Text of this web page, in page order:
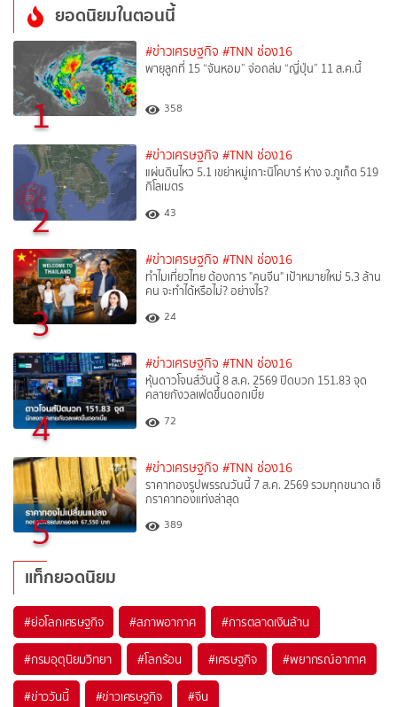
ยอดนิยมในตอนนี้
1
#ข่าวเศรษฐกิจ #TNN ช่อง16
พายุลูกที่ 15 “จันหอม” จ่อถล่ม “ญี่ปุ่น” 11 ส.ค.นี้
358
2
#ข่าวเศรษฐกิจ #TNN ช่อง16
แผ่นดินไหว 5.1 เขย่าหมู่เกาะนิโคบาร์ ห่าง จ.ภูเก็ต 519
กิโลเมตร
43
3
#ข่าวเศรษฐกิจ #TNN ช่อง16
ทำไมเที่ยวไทย ต้องการ "คนจีน" เป้าหมายใหม่ 5.3 ล้าน
คน จะทำได้หรือไม่? อย่างไร?
24
4
#ข่าวเศรษฐกิจ #TNN ช่อง16
หุ้นดาวโจนส์วันนี้ 8 ส.ค. 2569 ปิดบวก 151.83 จุด
คลายกังวลเฟดขึ้นดอกเบี้ย
72
5
#ข่าวเศรษฐกิจ #TNN ช่อง16
ราคาทองรูปพรรณวันนี้ 7 ส.ค. 2569 รวมทุกขนาด เช็
กราคาทองแท่งล่าสุด
389
แท็กยอดนิยม
#ย่อโลกเศรษฐกิจ #สภาพอากาศ #การตลาดเงินล้าน
#กรมอุตุนิยมวิทยา #โลกร้อน #เศรษฐกิจ #พยากรณ์อากาศ
#ข่าววันนี้ #ข่าวเศรษฐกิจ #จีน